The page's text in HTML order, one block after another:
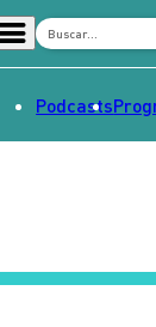
Señal 2
Podcasts